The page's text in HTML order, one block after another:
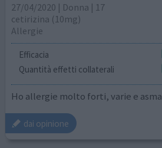
27/04/2020 | Donna | 17
cetirizina (10mg)
Allergie
Efficacia
Quantità effetti collaterali
Ho allergie molto forti, varie e asma
dai opinione